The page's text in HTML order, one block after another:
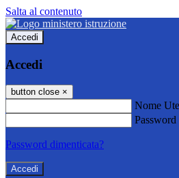
Salta al contenuto
Accedi
Accedi
button close ×
Nome
Password
Password dimenticata?